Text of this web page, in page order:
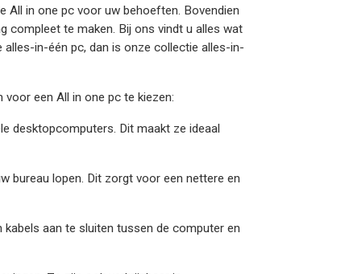
All in one pc voor uw behoeften. Bovendien
compleet te maken. Bij ons vindt u alles wat
in-één pc, dan is onze collectie alles-in-
een All in one pc te kiezen:
desktopcomputers. Dit maakt ze ideaal
bureau lopen. Dit zorgt voor een nettere en
aan te sluiten tussen de computer en